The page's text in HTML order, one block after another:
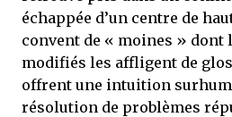
échappée d’un centre de
convent de « moines » dont
modifiés les affligent de
offrent une intuition
résolution de problèmes